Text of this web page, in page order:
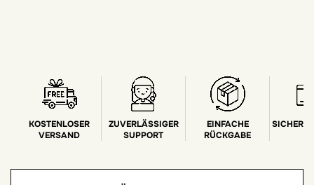
KOSTENLOSER
VERSAND
ZUVERLÄSSIGER
SUPPORT
EINFACHE
RÜCKGABE
SICHERE